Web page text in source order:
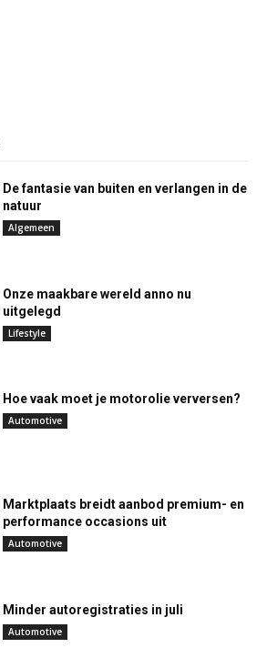
De fantasie van buiten en verlangen in de
natuur
Algemeen
Onze maakbare wereld anno nu
uitgelegd
Lifestyle
Hoe vaak moet je motorolie verversen?
Automotive
Marktplaats breidt aanbod premium- en
performance occasions uit
Automotive
Minder autoregistraties in juli
Automotive